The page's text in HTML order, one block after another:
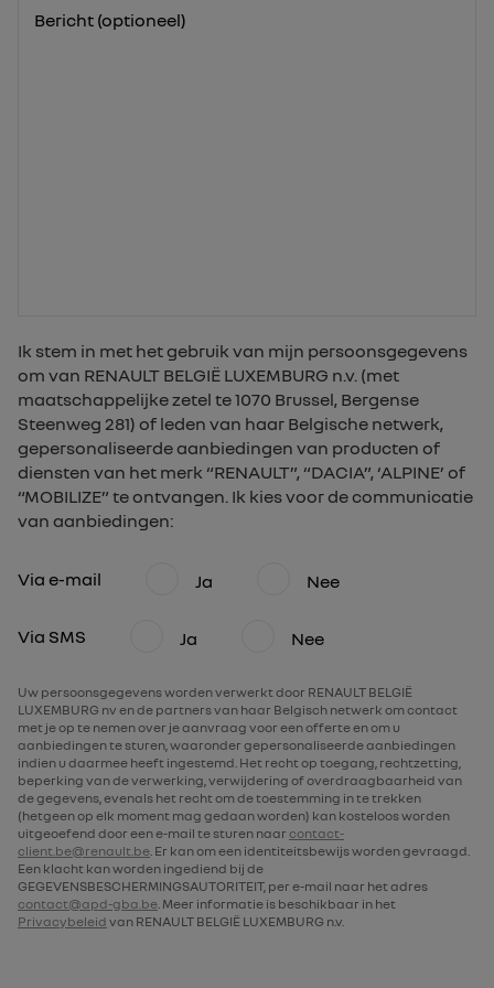
Bericht (optioneel)
Ik stem in met het gebruik van mijn persoonsgegevens
om van RENAULT BELGIË LUXEMBURG n.v. (met
maatschappelijke zetel te 1070 Brussel, Bergense
Steenweg 281) of leden van haar Belgische netwerk,
gepersonaliseerde aanbiedingen van producten of
diensten van het merk “RENAULT”, “DACIA”, ‘ALPINE’ of
“MOBILIZE” te ontvangen. Ik kies voor de communicatie
van aanbiedingen:
Via e-mail Ja Nee
Via SMS Ja Nee
Uw persoonsgegevens worden verwerkt door RENAULT BELGIË
LUXEMBURG nv en de partners van haar Belgisch netwerk om contact
met je op te nemen over je aanvraag voor een offerte en om u
aanbiedingen te sturen, waaronder gepersonaliseerde aanbiedingen
indien u daarmee heeft ingestemd. Het recht op toegang, rechtzetting,
beperking van de verwerking, verwijdering of overdraagbaarheid van
de gegevens, evenals het recht om de toestemming in te trekken
(hetgeen op elk moment mag gedaan worden) kan kosteloos worden
uitgeoefend door een e-mail te sturen naar contact-
client.be@renault.be. Er kan om een identiteitsbewijs worden gevraagd.
Een klacht kan worden ingediend bij de
GEGEVENSBESCHERMINGSAUTORITEIT, per e-mail naar het adres
contact@apd-gba.be. Meer informatie is beschikbaar in het
Privacybeleid van RENAULT BELGIË LUXEMBURG n.v.